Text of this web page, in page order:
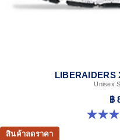
LIBERAIDERS
Unisex
฿
5.0 จาก 5 ดาว 3 รีวิว
สินค้าลดราคา